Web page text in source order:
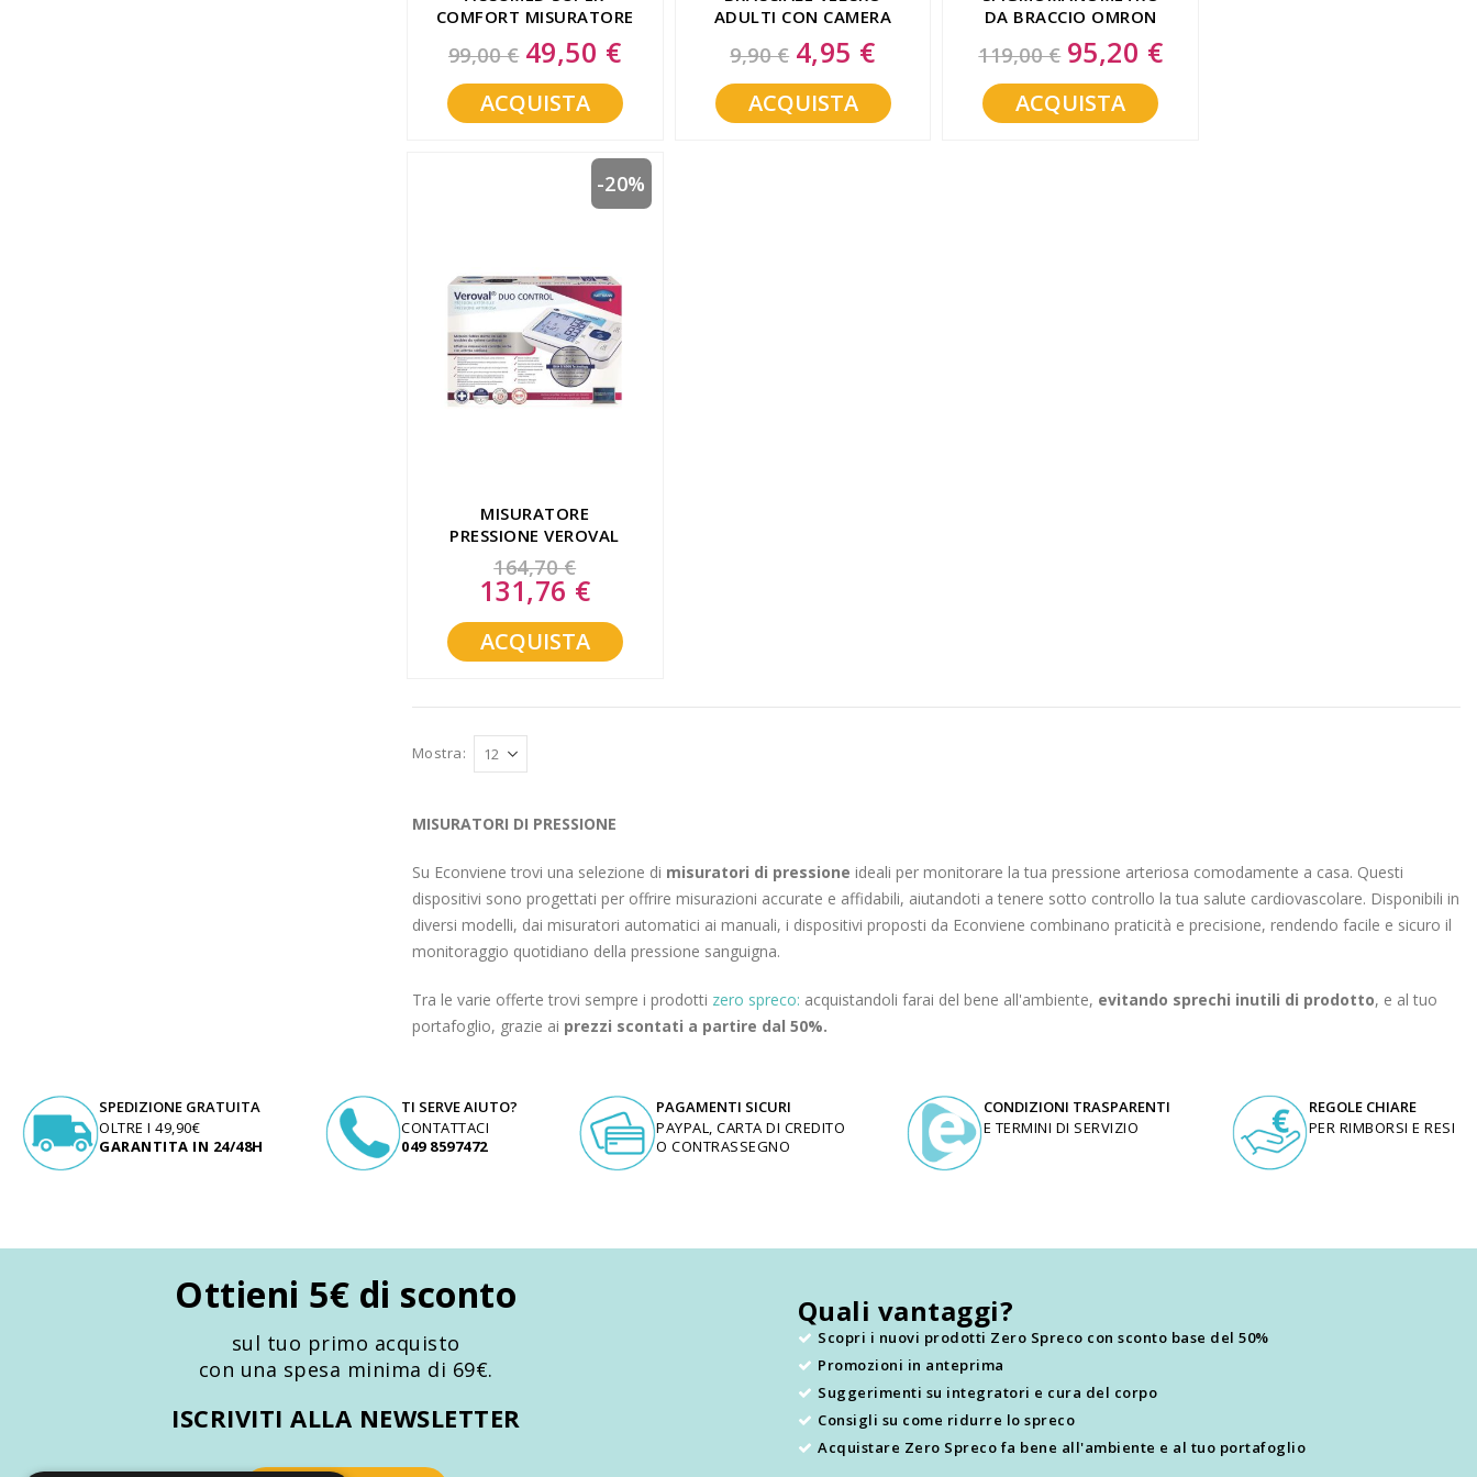
COMFORT MISURATORE
PRESSIONE
99,00 € Special
Price
49,50 €
ACQUISTA
ADULTI CON CAMERA
ARIA
9,90 € Special
Price
4,95 €
ACQUISTA
DA BRACCIO OMRON
M3
119,00 € Special
Price
95,20 €
ACQUISTA
MISURATORE
PRESSIONE VEROVAL
DUO CONTROL MEDIO
164,70 €
-20%
Special
Price
131,76 €
ACQUISTA
Mostra
MISURATORI DI PRESSIONE
Su Econviene trovi una selezione di misuratori di pressione ideali per monitorare la tua pressione arteriosa comodamente a casa. Questi
dispositivi sono progettati per offrire misurazioni accurate e affidabili, aiutandoti a tenere sotto controllo la tua salute cardiovascolare. Disponibili in
diversi modelli, dai misuratori automatici ai manuali, i dispositivi proposti da Econviene combinano praticità e precisione, rendendo facile e sicuro il
monitoraggio quotidiano della pressione sanguigna.
Tra le varie offerte trovi sempre i prodotti zero spreco: acquistandoli farai del bene all'ambiente, evitando sprechi inutili di prodotto, e al tuo
portafoglio, grazie ai prezzi scontati a partire dal 50%.
SPEDIZIONE GRATUITA
OLTRE I 49,90€
GARANTITA IN 24/48H
TI SERVE AIUTO?
CONTATTACI
049 8597472
PAGAMENTI SICURI
PAYPAL, CARTA DI CREDITO
O CONTRASSEGNO
CONDIZIONI TRASPARENTI
E TERMINI DI SERVIZIO
REGOLE CHIARE
PER RIMBORSI E RESI
Ottieni 5€ di sconto
sul tuo primo acquisto
con una spesa minima di 69€.
ISCRIVITI ALLA NEWSLETTER
Quali vantaggi?
Scopri i nuovi prodotti Zero Spreco con sconto base del 50%
Promozioni in anteprima
Suggerimenti su integratori e cura del corpo
Consigli su come ridurre lo spreco
Acquistare Zero Spreco fa bene all'ambiente e al tuo portafoglio